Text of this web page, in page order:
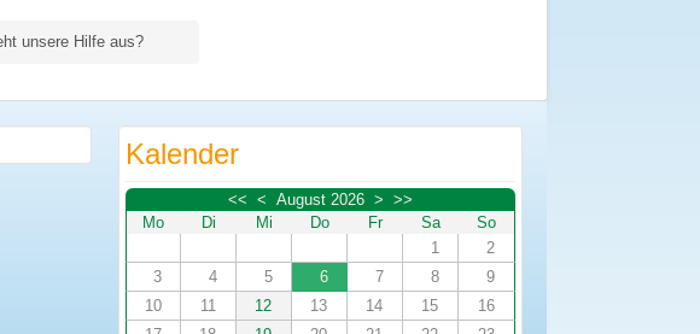
unsere Hilfe aus?
Kalender
<< < August 2026 > >>
Mo
Di Mi Do Fr Sa
So
1
2
3
4 5 6 7 8
9
10
11 12 13 14 15
16